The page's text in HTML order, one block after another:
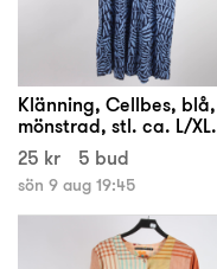
Klänning, Cellbes, blå,
mönstrad, stl. ca. L/XL.
25 kr
5 bud
sön 9 aug 19:45